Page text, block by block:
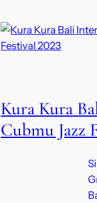
Kura Kura
Cubmu Jazz